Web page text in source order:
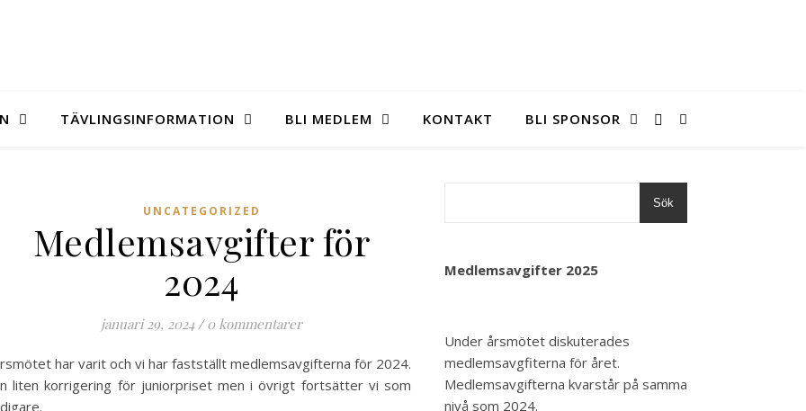
TÄVLINGSINFORMATION BLI MEDLEM KONTAKT BLI SPONSOR
UNCATEGORIZED
Medlemsavgifter för
2024
januari 29, 2024 / 0 kommentarer
har varit och vi har fastställt medlemsavgifterna för 2024.
liten korrigering för juniorpriset men i övrigt fortsätter vi som
Sök
Medlemsavgifter 2025
Under årsmötet diskuterades
medlemsavgfiterna för året.
Medlemsavgifterna kvarstår på samma
nivå som 2024.